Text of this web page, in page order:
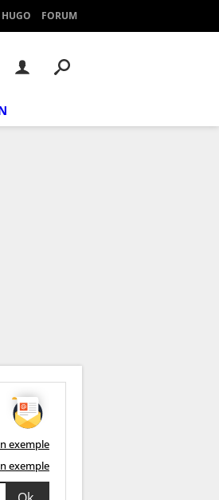
HUGO FORUM
exemple
exemple